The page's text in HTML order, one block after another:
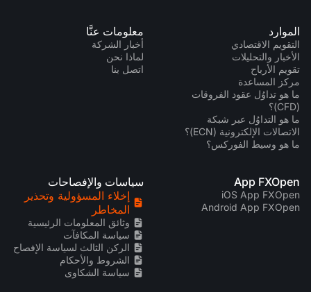
الموارد
التقويم الاقتصادي
الأخبار والتحليلات
تقويم الأرباح
مركز المساعدة
ما هو تداوُل عقود الفروقات
(CFD)؟
ما هو التداوُل عبر شبكة
الاتصالات الإلكترونية (ECN)؟
ما هو وسيط الفوركس؟
معلومات عنَّا
أخبار الشركة
لماذا نحن
اتصل بنا
App FXOpen
iOS App FXOpen
Android App FXOpen
سياسات والإفصاحات
إخلاء المسؤولية وتحذير
المخاطر
وثائق المعلومات الرئيسية
سياسة المكافآت
الركن الثالث لسياسة الإفصاح
الشروط والأحكام
سياسة الشكاوى